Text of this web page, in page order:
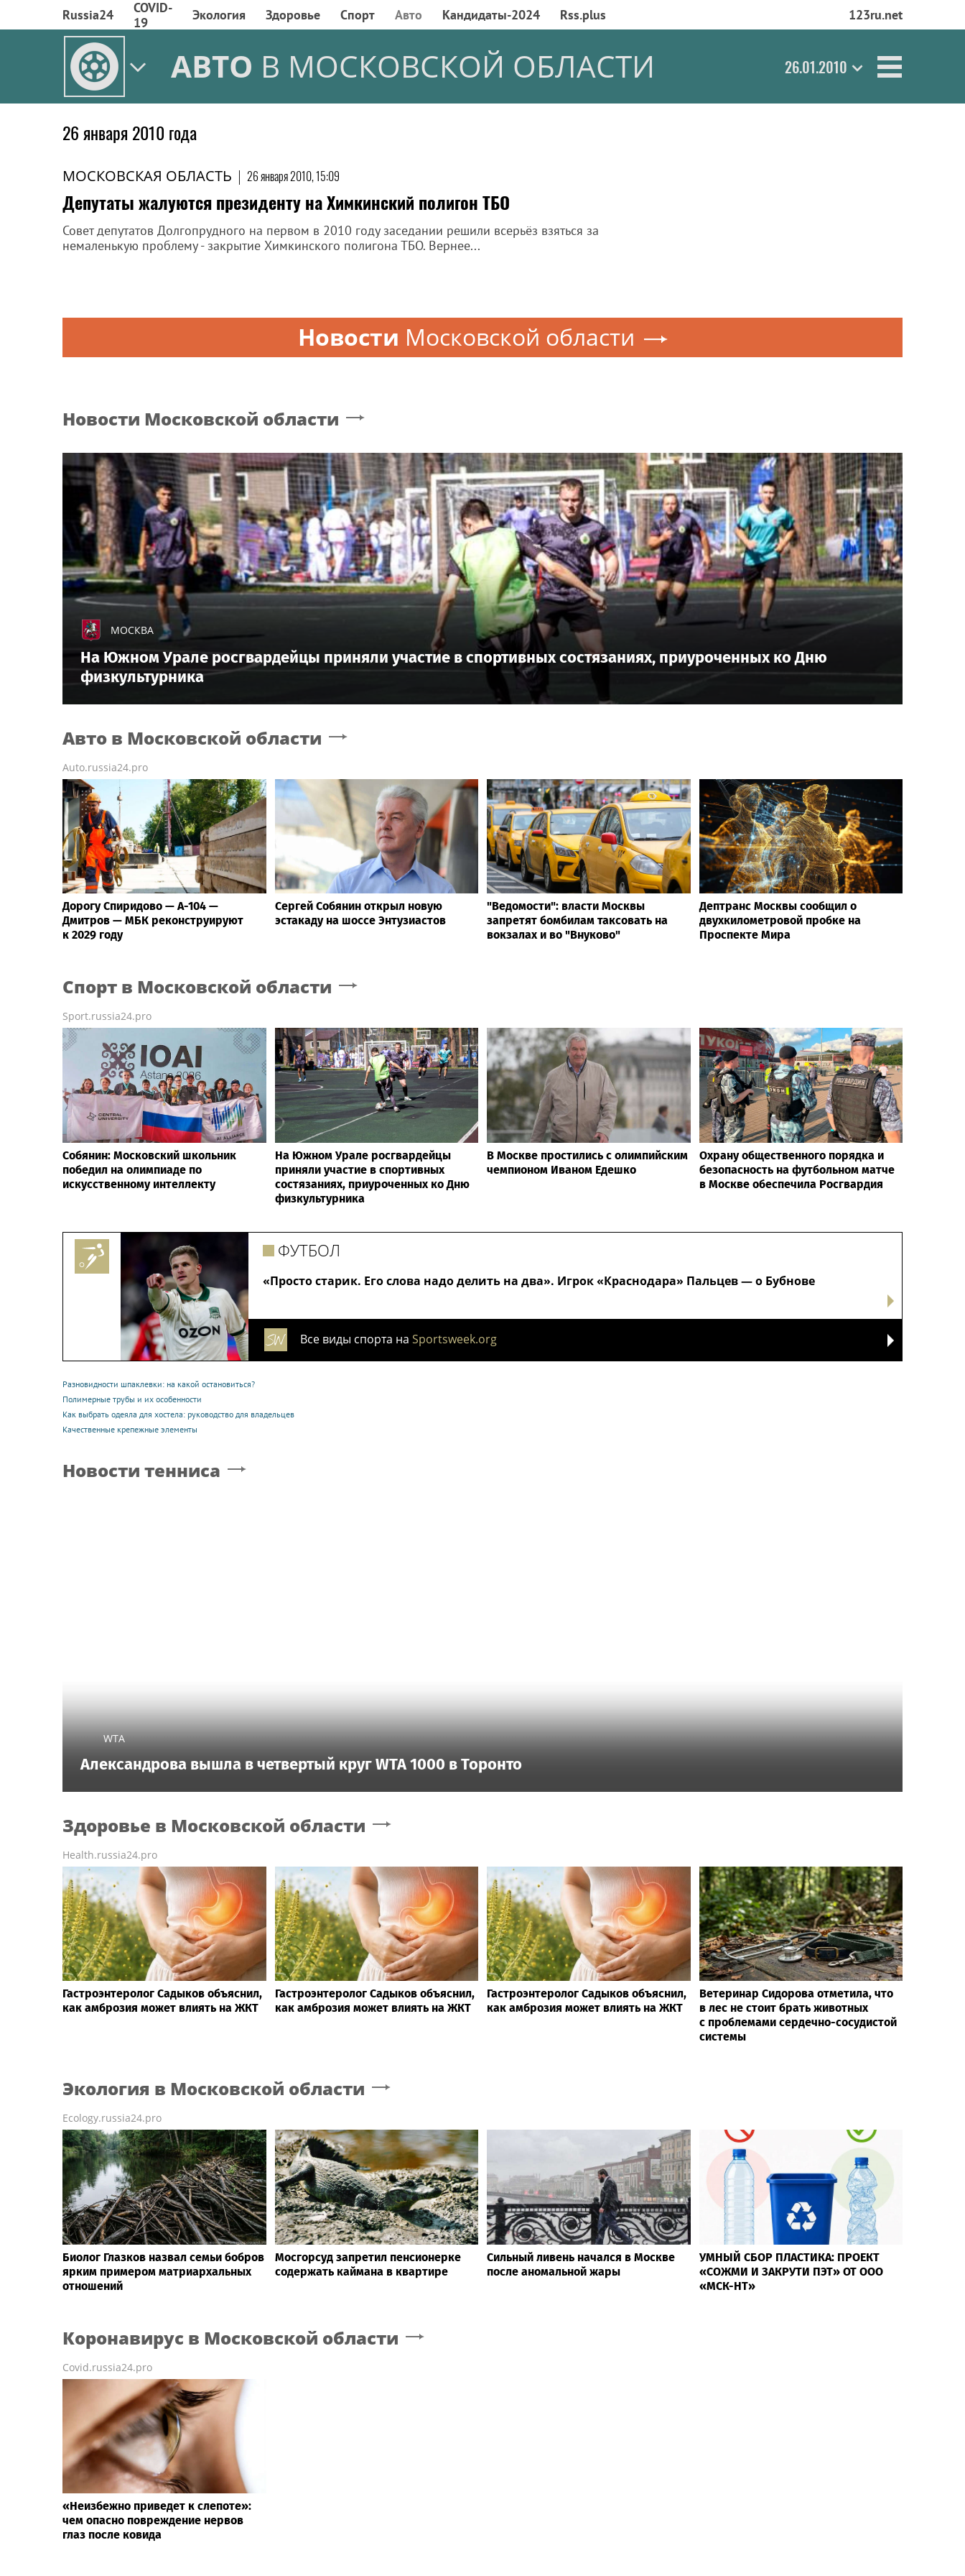
Russia24
COVID-
19
Экология Здоровье Спорт Авто Кандидаты-2024 Rss.plus 123ru.net
АВТО В МОСКОВСКОЙ ОБЛАСТИ 26.01.2010
26 января 2010 года
МОСКОВСКАЯ ОБЛАСТЬ | 26 января 2010, 15:09
Депутаты жалуются президенту на Химкинский полигон ТБО
Совет депутатов Долгопрудного на первом в 2010 году заседании решили всерьёз взяться за
немаленькую проблему - закрытие Химкинского полигона ТБО. Вернее...
Новости Московской области
Новости Московской области
МОСКВА
На Южном Урале росгвардейцы приняли участие в спортивных состязаниях, приуроченных ко Дню
физкультурника
Авто в Московской области
Auto.russia24.pro
Дорогу Спиридово — А-104 —
Дмитров — МБК реконструируют
к 2029 году
Сергей Собянин открыл новую
эстакаду на шоссе Энтузиастов
"Ведомости": власти Москвы
запретят бомбилам таксовать на
вокзалах и во "Внуково"
Дептранс Москвы сообщил о
двухкилометровой пробке на
Проспекте Мира
Спорт в Московской области
Sport.russia24.pro
Собянин: Московский школьник
победил на олимпиаде по
искусственному интеллекту
На Южном Урале росгвардейцы
приняли участие в спортивных
состязаниях, приуроченных ко Дню
физкультурника
В Москве простились с олимпийским
чемпионом Иваном Едешко
Охрану общественного порядка и
безопасность на футбольном матче
в Москве обеспечила Росгвардия
«Просто старик. Его слова надо делить на два». Игрок «Краснодара» Пальцев — о Бубнове
ФУТБОЛ
Все виды спорта на Sportsweek.org
Разновидности шпаклевки: на какой остановиться?
Полимерные трубы и их особенности
Как выбрать одеяла для хостела: руководство для владельцев
Качественные крепежные элементы
Новости тенниса
WTA
Александрова вышла в четвертый круг WTA 1000 в Торонто
Здоровье в Московской области
Health.russia24.pro
Гастроэнтеролог Садыков объяснил,
как амброзия может влиять на ЖКТ
Гастроэнтеролог Садыков объяснил,
как амброзия может влиять на ЖКТ
Гастроэнтеролог Садыков объяснил,
как амброзия может влиять на ЖКТ
Ветеринар Сидорова отметила, что
в лес не стоит брать животных
с проблемами сердечно-сосудистой
системы
Экология в Московской области
Ecology.russia24.pro
Биолог Глазков назвал семьи бобров
ярким примером матриархальных
отношений
Мосгорсуд запретил пенсионерке
содержать каймана в квартире
Сильный ливень начался в Москве
после аномальной жары
УМНЫЙ СБОР ПЛАСТИКА: ПРОЕКТ
«СОЖМИ И ЗАКРУТИ ПЭТ» ОТ ООО
«МСК-НТ»
Коронавирус в Московской области
Covid.russia24.pro
«Неизбежно приведет к слепоте»:
чем опасно повреждение нервов
глаз после ковида